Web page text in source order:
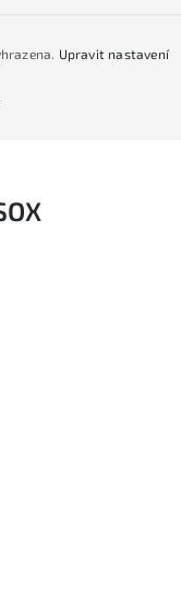
Upravit nastavení